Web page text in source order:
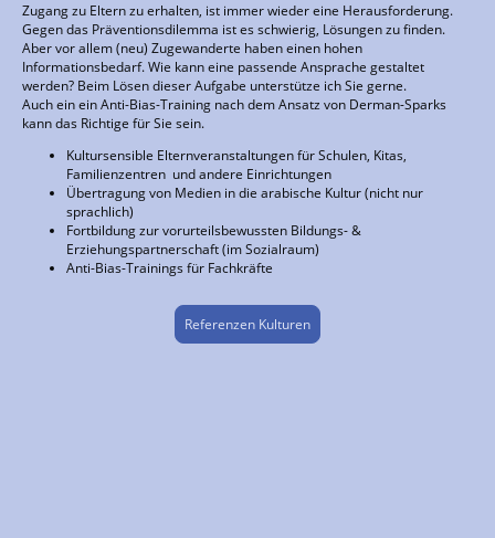
Zugang zu Eltern zu erhalten, ist immer wieder eine Herausforderung.
Gegen das Präventionsdilemma ist es schwierig, Lösungen zu finden.
Aber vor allem (neu) Zugewanderte haben einen hohen
Informationsbedarf. Wie kann eine passende Ansprache gestaltet
werden? Beim Lösen dieser Aufgabe unterstütze ich Sie gerne.
Auch ein ein Anti-Bias-Training nach dem Ansatz von Derman-Sparks
kann das Richtige für Sie sein.
Kultursensible Elternveranstaltungen für Schulen, Kitas,
Familienzentren und andere Einrichtungen
Übertragung von Medien in die arabische Kultur (nicht nur
sprachlich)
Fortbildung zur vorurteilsbewussten Bildungs- &
Erziehungspartnerschaft (im Sozialraum)
Anti-Bias-Trainings für Fachkräfte
Referenzen Kulturen